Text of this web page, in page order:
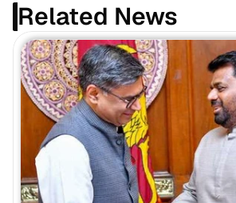
Related News